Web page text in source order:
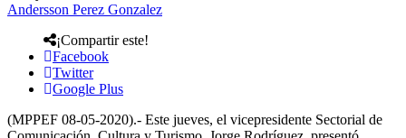
Andersson Perez Gonzalez
¡Compartir este!
Facebook
Twitter
Google Plus
(MPPEF 08-05-2020).- Este jueves, el vicepresidente Sectorial de